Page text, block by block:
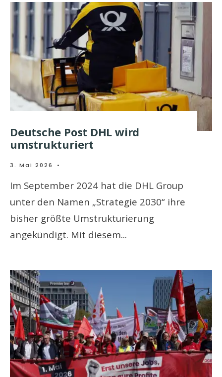
Deutsche Post DHL wird
umstrukturiert
3. Mai 2026 •
Im September 2024 hat die DHL Group
unter den Namen „Strategie 2030“ ihre
bisher größte Umstrukturierung
angekündigt. Mit diesem...